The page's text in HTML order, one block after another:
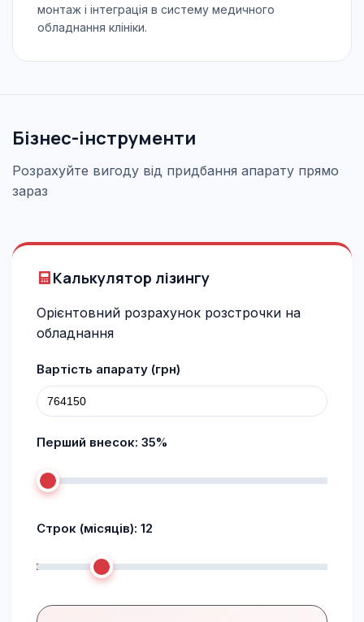
монтаж і інтеграція в систему медичного
обладнання клініки.
Бізнес-інструменти
Розрахуйте вигоду від придбання апарату прямо
зараз
Калькулятор лізингу
Орієнтовний розрахунок розстрочки на
обладнання
Вартість апарату (грн)
Перший внесок: 35%
Строк (місяців): 12